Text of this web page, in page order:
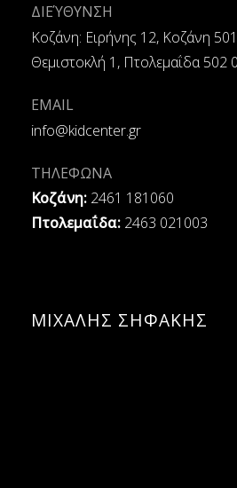
ΔΙΕΎΘΥΝΣΗ
Κοζάνη: Ειρήνης 12, Κοζάνη
Θεμιστοκλή 1, Πτολεμαΐδα 502
EMAIL
info@kidcenter.gr
ΤΗΛΕΦΩΝΑ
Κοζάνη: 2461 181060
Πτολεμαΐδα: 2463 021003
ΜΙΧΑΛΗΣ ΣΗΦΑΚΗΣ